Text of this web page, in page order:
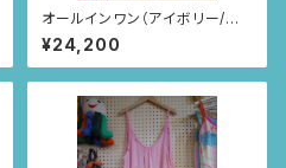
オールインワン（アイボリー/カ
モミール柄）
¥24,200